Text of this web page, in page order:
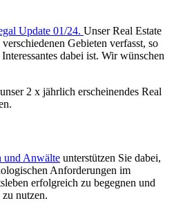
Update 01/24. Unser Real Estate
Gebieten verfasst, so
dabei ist. Wir wünschen
2 x jährlich erscheinendes Real
und Anwälte unterstützen Sie dabei,
Anforderungen im
erfolgreich zu begegnen und
nutzen.